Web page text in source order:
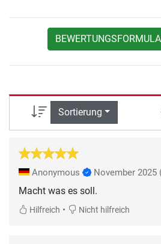
Sortierung
Anonymous November 2025
Macht was es soll.
Hilfreich • Nicht hilfreich